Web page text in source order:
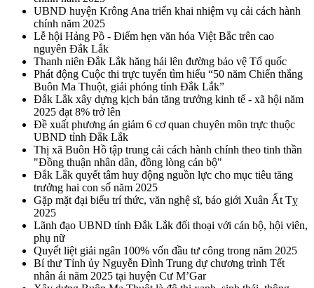
UBND huyện Krông Ana triển khai nhiệm vụ cải cách hành
chính năm 2025
Lễ hội Hảng Pồ - Điểm hẹn văn hóa Việt Bắc trên cao
nguyên Đắk Lắk
Thanh niên Đắk Lắk hăng hái lên đường bảo vệ Tổ quốc
Phát động Cuộc thi trực tuyến tìm hiểu “50 năm Chiến thắng
Buôn Ma Thuột, giải phóng tỉnh Đắk Lắk”
Đắk Lắk xây dựng kịch bản tăng trưởng kinh tế - xã hội năm
2025 đạt 8% trở lên
Đề xuất phương án giảm 6 cơ quan chuyên môn trực thuộc
UBND tỉnh Đắk Lắk
Thị xã Buôn Hồ tập trung cải cách hành chính theo tinh thần
"Đồng thuận nhân dân, đồng lòng cán bộ"
Đắk Lắk quyết tâm huy động nguồn lực cho mục tiêu tăng
trưởng hai con số năm 2025
Gặp mặt đại biểu trí thức, văn nghệ sĩ, báo giới Xuân Ất Tỵ
2025
Lãnh đạo UBND tỉnh Đắk Lắk đối thoại với cán bộ, hội viên,
phụ nữ
Quyết liệt giải ngân 100% vốn đầu tư công trong năm 2025
Bí thư Tỉnh ủy Nguyễn Đình Trung dự chương trình Tết
nhân ái năm 2025 tại huyện Cư M’Gar